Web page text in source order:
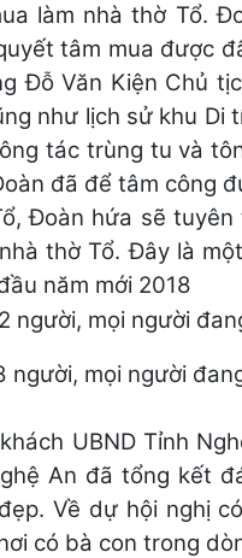
làm nhà thờ Tổ.
tâm mua được
Đỗ Văn Kiện Chủ
như lịch sử khu Di
tác trùng tu và
đã để tâm công
Đoàn hứa sẽ
thờ Tổ. Đây là
năm mới 2018
UBND Tỉnh
An đã tổng kết
Về dự hội nghị
có bà con trong